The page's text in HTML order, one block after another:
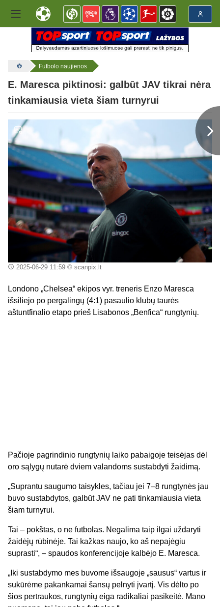
Futbolo naujienos
E. Maresca piktinosi: galbūt JAV tikrai nėra
tinkamiausia vieta šiam turnyrui
2025-06-29 11:59© scanpix.lt
Londono „Chelsea“ ekipos vyr. treneris Enzo Maresca
išsiliejo po pergalingų (4:1) pasaulio klubų taurės
aštuntfinalio etapo prieš Lisabonos „Benfica“ rungtynių.
Pačioje pagrindinio rungtynių laiko pabaigoje teisėjas dėl
oro sąlygų nutarė dviem valandoms sustabdyti žaidimą.
„Suprantu saugumo taisykles, tačiau jei 7–8 rungtynės jau
buvo sustabdytos, galbūt JAV ne pati tinkamiausia vieta
šiam turnyrui.
Tai – pokštas, o ne futbolas. Negalima taip ilgai uždaryti
žaidėjų rūbinėje. Tai kažkas naujo, ko aš nepajėgiu
suprasti“, – spaudos konferencijoje kalbėjo E. Maresca.
„Iki sustabdymo mes buvome išsaugoje „sausus“ vartus ir
sukūrėme pakankamai šansų pelnyti įvartį. Vis dėlto po
šios pertraukos, rungtynių eiga radikaliai pasikeitė. Mano